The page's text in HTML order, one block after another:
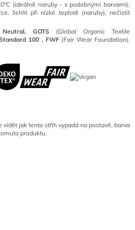
(ideálně naruby - s podobnými barvami),
žehlit při nízké teplotě (naruby), nečistit
GOTS(Global Organic Textile
100 , FWF (Fair Wear Foundation),
vidět jak tento střih vypadá na postavě, barva
produktu.